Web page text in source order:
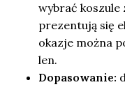
wybrać koszule
prezentują się
okazje można
len.
Dopasowanie: